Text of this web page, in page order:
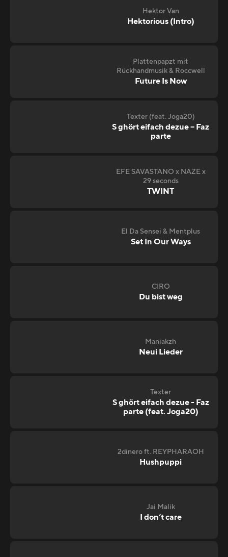
Hektor Van
Hektorious (Intro)
Plattenpapzt mit
Rückhandmusik & Roccwell
Future Is Now
Texter (feat. Joga20)
S ghört eifach dezue – Faz
parte
EFE SAVASTANO x NAZE x
29 seconds
TWINT
El Da Sensei & Mentplus
Set In Our Ways
CIRO
Du bist weg
Maniakzh
Neui Lieder
Texter
S ghört eifach dezue - Faz
parte (feat. Joga20)
2dinero ft. REYPHARAOH
Hushpuppi
Jai Malik
I don‘t care